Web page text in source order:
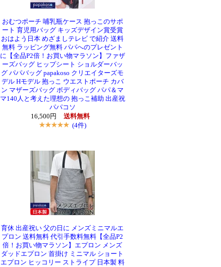
おむつポーチ 哺乳瓶ケース 抱っこのサポ
ート 育児用バッグ キッズデザイン賞受賞
おはよう日本 めざましテレビ で紹介 送料
無料 ラッピング無料 パパへのプレゼント
に【全品P2倍！お買い物マラソン】ファザ
ーズバッグ ヒップシート ショルダーバッ
グ パパバッグ papakoso クリエイターズモ
デル Hモデル 抱っこ ウエストポーチ カバ
ン マザーズバッグ ボディバッグ パパ＆マ
マ140人と考えた理想の 抱っこ補助 出産祝
パパコソ
16,500円
送料無料
(4件)
育休 出産祝い 父の日に メンズミニマルエ
プロン 送料無料 代引手数料無料【全品P2
倍！お買い物マラソン】エプロン メンズ
ダッドエプロン 首掛け ミニマル ショート
エプロン ヒッコリー ストライプ 日本製 料